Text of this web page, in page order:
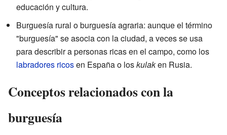
educación y cultura.
Burguesía rural o burguesía agraria: aunque el término
"burguesía" se asocia con la ciudad, a veces se usa
para describir a personas ricas en el campo, como los
labradores ricosen España o loskulaken Rusia.
Conceptos relacionados con la
burguesía